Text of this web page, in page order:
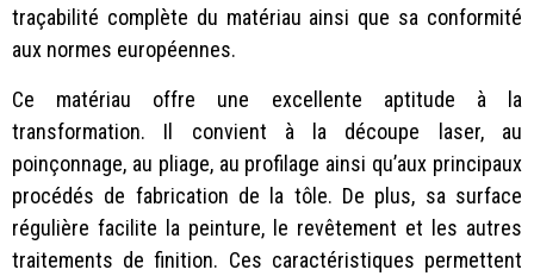
traçabilité complète du matériau ainsi que sa conformité
aux normes européennes.
Ce matériau offre une excellente aptitude à la
transformation. Il convient à la découpe laser, au
poinçonnage, au pliage, au profilage ainsi qu’aux principaux
procédés de fabrication de la tôle. De plus, sa surface
régulière facilite la peinture, le revêtement et les autres
traitements de finition. Ces caractéristiques permettent